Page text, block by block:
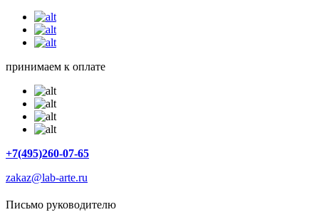
принимаем к оплате
+7(495)260-07-65
zakaz@lab-arte.ru
Письмо руководителю